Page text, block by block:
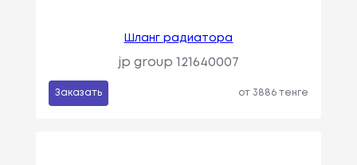
Шланг радиатора
jp group 121640007
Заказать от 3886 тенге